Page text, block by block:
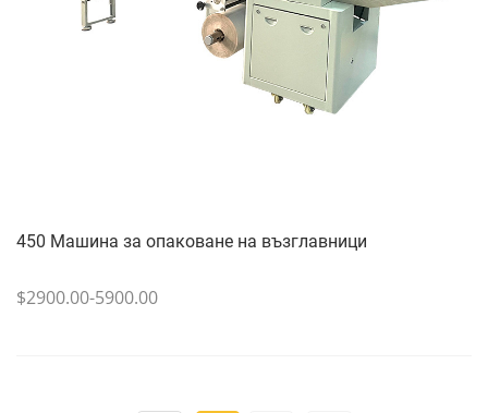
450 Машина за опаковане на възглавници
$2900.00-5900.00